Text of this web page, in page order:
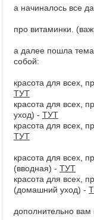
а начиналось все
про витаминки.
а далее пошла
собой:
красота для всех,
ТУТ
красота для всех,
уход) - ТУТ
красота для всех,
ТУТ
красота для всех,
(вводная) - ТУТ
красота для всех,
(домашний уход) -
дополнительно вам